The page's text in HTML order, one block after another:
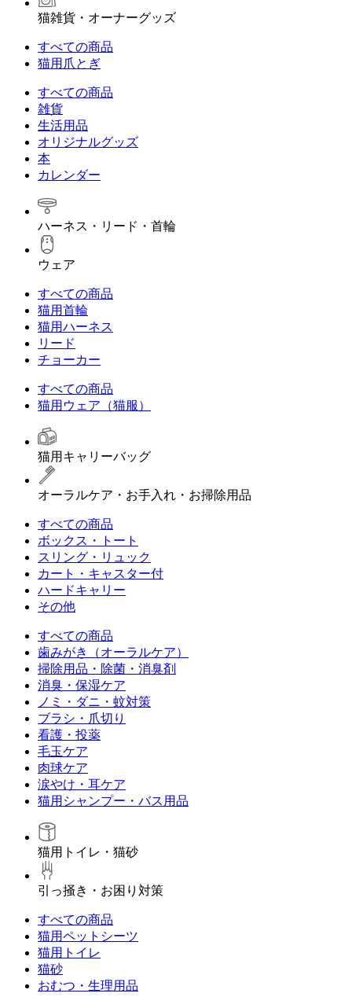
猫雑貨・オーナーグッズ
すべての商品
猫用爪とぎ
すべての商品
雑貨
生活用品
オリジナルグッズ
本
カレンダー
ハーネス・リード・首輪
ウェア
すべての商品
猫用首輪
猫用ハーネス
リード
チョーカー
すべての商品
猫用ウェア（猫服）
猫用キャリーバッグ
オーラルケア・お手入れ・お掃除用品
すべての商品
ボックス・トート
スリング・リュック
カート・キャスター付
ハードキャリー
その他
すべての商品
歯みがき（オーラルケア）
掃除用品・除菌・消臭剤
消臭・保湿ケア
ノミ・ダニ・蚊対策
ブラシ・爪切り
看護・投薬
毛玉ケア
肉球ケア
涙やけ・耳ケア
猫用シャンプー・バス用品
猫用トイレ・猫砂
引っ掻き・お困り対策
すべての商品
猫用ペットシーツ
猫用トイレ
猫砂
おむつ・生理用品